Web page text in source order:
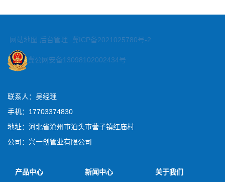
网站地图 后台管理 冀ICP备2021025780号-2
冀公网安备13098102002434号
联系人：吴经理
手机：17703374830
地址：河北省沧州市泊头市营子镇红庙村
公司：兴一创管业有限公司
产品中心
新闻中心
关于我们